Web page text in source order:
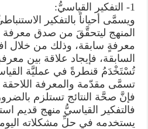
1- التفكير القياسيُّ:
ويسمَّى أحياناً بالتفكير
المنهج ليتحقَّقَ من صدق معرفة
معرفةٍ سابقة، وذلك من خلال
السابقة، فإيجاد علاقة بين
تُسْتَخْدَمُ قنطرةً في عمليَّة
تسمَّى مقدّمة والمعرفة
فإنَّ صحَّة النتائج تستلزم
فالتفكير القياسيُّ منهج قديم
يستخدمه في حلِّ مشكلاته